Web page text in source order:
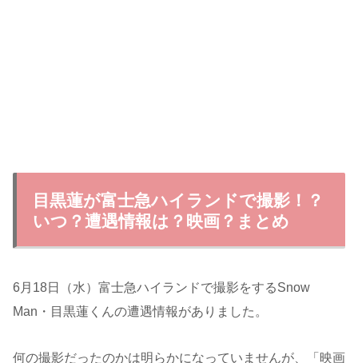
目黒蓮が富士急ハイランドで撮影！？
いつ？遭遇情報は？映画？まとめ
6月18日（水）富士急ハイランドで撮影をするSnow
Man・目黒蓮くんの遭遇情報がありました。
何の撮影だったのかは明らかになっていませんが、「映画